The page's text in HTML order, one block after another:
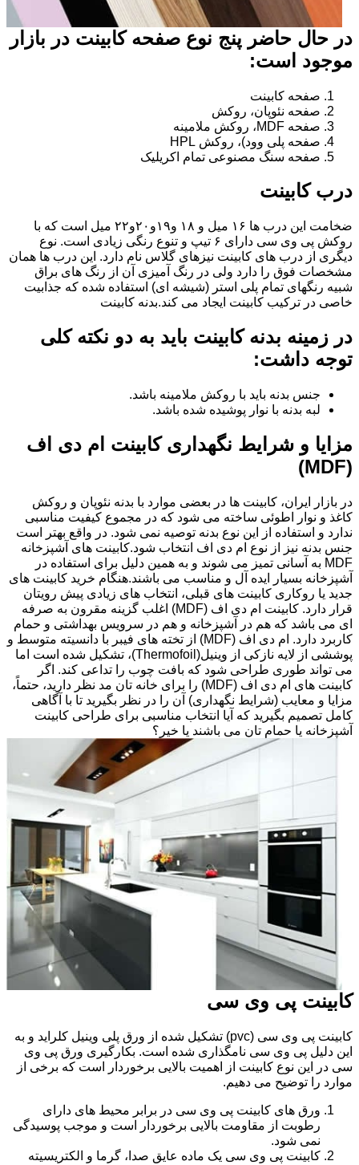
در حال حاضر پنج نوع صفحه کابینت در بازار
موجود است:
صفحه کابینت
صفحه نئوپان، روکش
صفحه MDF، روکش ملامینه
صفحه پلی وود)، روکش HPL
صفحه سنگ مصنوعی تمام اکریلیک
درب کابینت
ضخامت این درب ها ۱۶ میل و ۱۸ و١٩و٢٠و٢٢ میل است که با
روکش پی وی سی دارای ۶ تیپ و تنوع رنگی زیادی است. نوع
دیگری از درب های کابینت نیزهای گلاس نام دارد. این درب ها همان
مشخصات فوق را دارد ولی در رنگ آمیزی آن از رنگ های براق
شبیه رنگهای تمام پلی استر (شیشه ای) استفاده شده که جذابیت
خاصی در ترکیب کابینت ایجاد می کند.بدنه کابینت
در زمینه بدنه کابینت باید به دو نکته کلی
توجه داشت:
جنس بدنه باید با روکش ملامینه باشد.
لبه بدنه با نوار پوشیده شده باشد.
مزایا و شرایط نگهداری کابینت ام دی اف
(MDF)
در بازار ایران، کابینت ها در بعضی موارد با بدنه نئوپان و روکش
کاغذ و نوار اطوئی ساخته می شود که در مجموع کیفیت مناسبی
ندارد و استفاده از این نوع بدنه توصیه نمی شود. در واقع بهتر است
جنس بدنه نیز از نوع ام دی اف انتخاب شود.کابینت های آشپزخانه
MDF به آسانی تمیز می شوند و به همین دلیل برای استفاده در
آشپزخانه بسیار ایده آل و مناسب می باشند.هنگام خرید کابینت های
جدید یا روکاری کابینت های قبلی، انتخاب های زیادی پیش رویتان
قرار دارد. کابینت ام دی اف (MDF) اغلب گزینه مقرون به صرفه
ای می باشد که هم در آشپزخانه و هم در سرویس بهداشتی و حمام
کاربرد دارد. ام دی اف (MDF) از تخته های فیبر با دانسیته متوسط و
پوششی از لایه نازکی از وینیل(Thermofoil)، تشکیل شده است اما
می تواند طوری طراحی شود که بافت چوب را تداعی کند. اگر
کابینت های ام دی اف (MDF) را برای خانه تان مد نظر دارید، حتماً،
مزایا و معایب (شرایط نگهداری) آن را در نظر بگیرید تا با آگاهی
کامل تصمیم بگیرید که آیا انتخاب مناسبی برای طراحی کابینت
آشپزخانه یا حمام تان می باشند یا خیر؟
کابینت پی وی سی
کابینت پی وی سی (pvc) تشکیل شده از ورق پلی وینیل کلراید و به
این دلیل پی وی سی نامگذاری شده است. بکارگیری ورق پی وی
سی در این نوع کابینت از اهمیت بالایی برخوردار است که برخی از
موارد را توضیح می دهیم.
ورق های کابینت پی وی سی در برابر محیط های دارای
رطوبت از مقاومت بالایی برخوردار است و موجب پوسیدگی
نمی شود.
کابینت پی وی سی یک ماده عایق صدا، گرما و الکتریسیته